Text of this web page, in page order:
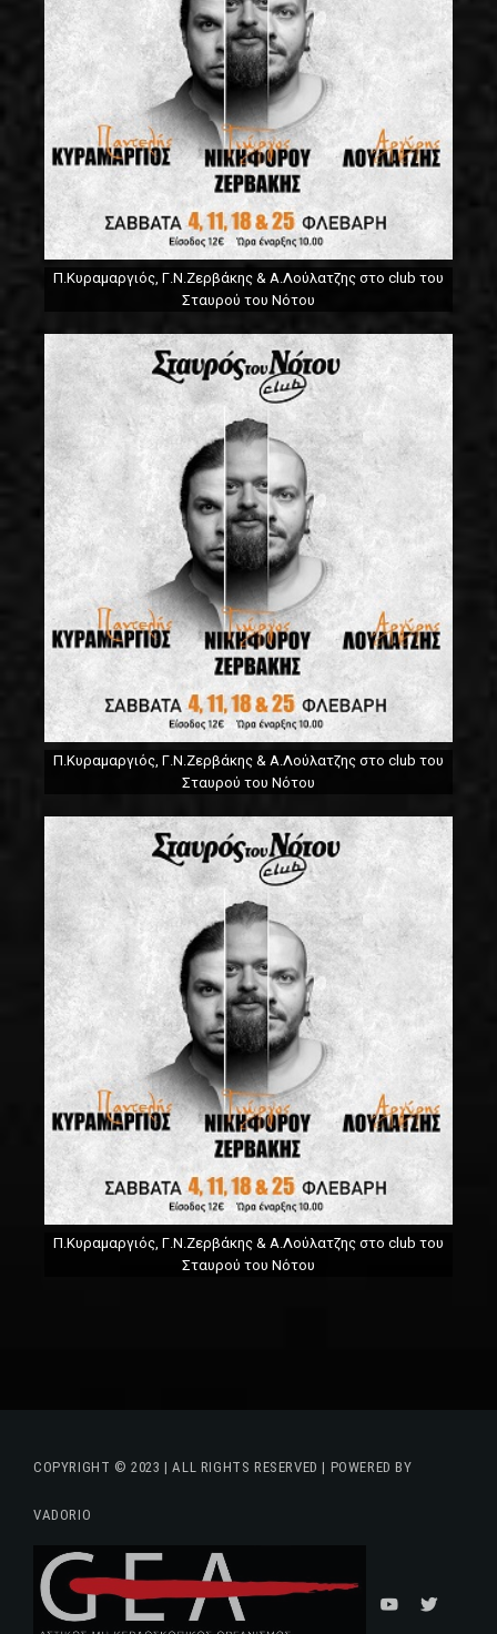
Π.Κυραμαργιός, Γ.Ν.Ζερβάκης & Α.Λούλατζης στο club του
Σταυρού του Νότου
Π.Κυραμαργιός, Γ.Ν.Ζερβάκης & Α.Λούλατζης στο club του
Σταυρού του Νότου
Π.Κυραμαργιός, Γ.Ν.Ζερβάκης & Α.Λούλατζης στο club του
Σταυρού του Νότου
COPYRIGHT © 2023 | ALL RIGHTS RESERVED | POWERED BY
VADORIO